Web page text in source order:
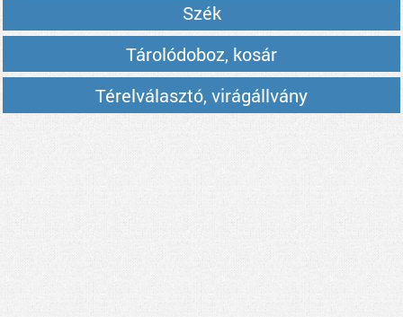
Szék
Tárolódoboz, kosár
Térelválasztó, virágállvány